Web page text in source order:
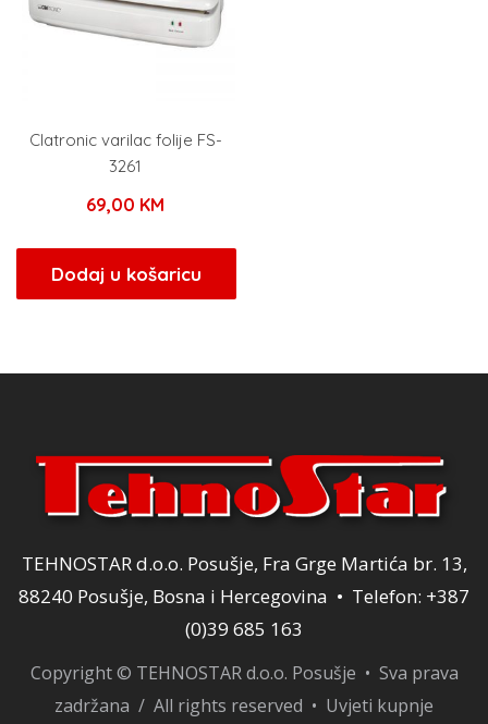
Clatronic varilac folije FS-
3261
69,00 KM
Dodaj u košaricu
TEHNOSTAR d.o.o. Posušje, Fra Grge Martića br. 13,
88240 Posušje, Bosna i Hercegovina • Telefon: +387
(0)39 685 163
Copyright © TEHNOSTAR d.o.o. Posušje • Sva prava
zadržana / All rights reserved • Uvjeti kupnje